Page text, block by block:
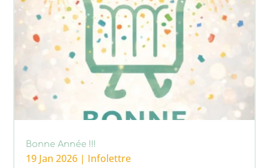
Bonne Année !!!
19 Jan 2026 | Infolettre